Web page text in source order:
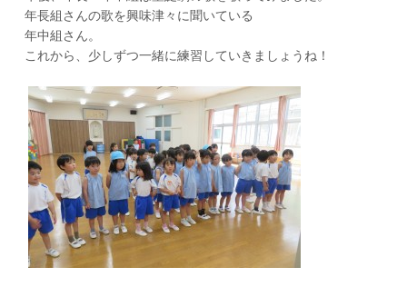
年長組さんの歌を興味津々に聞いている
年中組さん。
これから、少しずつ一緒に練習していきましょうね！